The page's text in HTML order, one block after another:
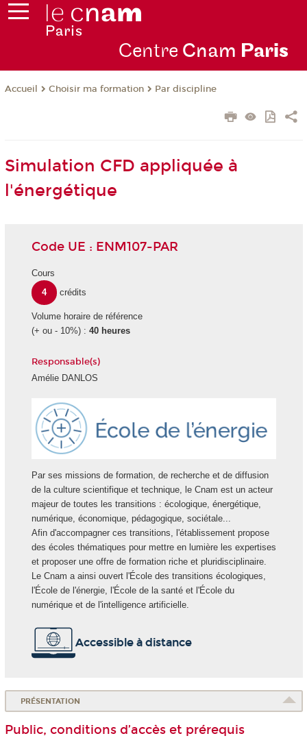
Centre Cnam Paris
Accueil Choisir ma formation Par discipline
Simulation CFD appliquée à
l'énergétique
Code UE : ENM107-PAR
Cours
4
crédits
Volume horaire de référence
(+ ou - 10%) : 40 heures
Responsable(s)
Amélie DANLOS
Par ses missions de formation, de recherche et de diffusion
de la culture scientifique et technique, le Cnam est un acteur
majeur de toutes les transitions : écologique, énergétique,
numérique, économique, pédagogique, sociétale...
Afin d'accompagner ces transitions, l'établissement propose
des écoles thématiques pour mettre en lumière les expertises
et proposer une offre de formation riche et pluridisciplinaire.
Le Cnam a ainsi ouvert l'École des transitions écologiques,
l'École de l'énergie, l'École de la santé et l'École du
numérique et de l'intelligence artificielle.
Accessible à distance
PRÉSENTATION
Public, conditions d’accès et prérequis